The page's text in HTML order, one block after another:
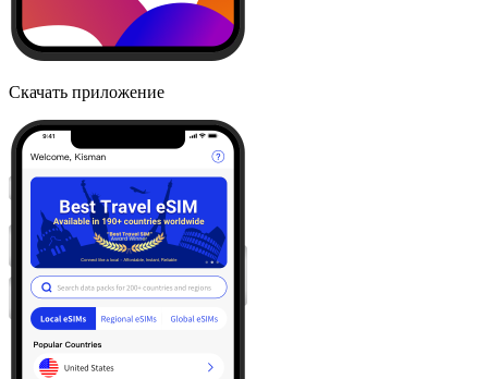
Скачать приложение